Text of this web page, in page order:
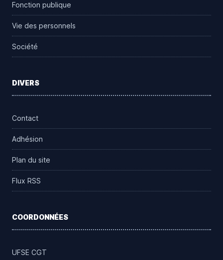
Fonction publique
Vie des personnels
Société
DIVERS
Contact
Adhésion
Plan du site
Flux RSS
COORDONNÉES
UFSE CGT